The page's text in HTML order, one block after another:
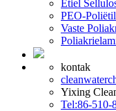
Etiel
PEO-
Vaste
kontak
Yixing
Tel:86-510-